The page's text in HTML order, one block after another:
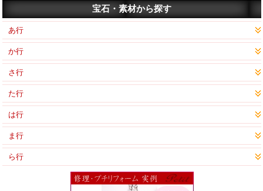
宝石・素材から探す
あ行
か行
さ行
た行
は行
ま行
ら行